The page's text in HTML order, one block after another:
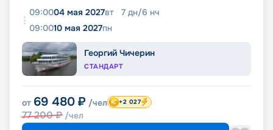
09:0004 мая 2027вт 7 дн/6 нч
09:0010 мая 2027пн
Георгий Чичерин
СТАНДАРТ
от 69 480 ₽ /чел
77 200₽ /чел
+2 027